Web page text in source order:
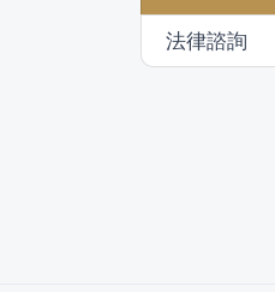
法律諮詢